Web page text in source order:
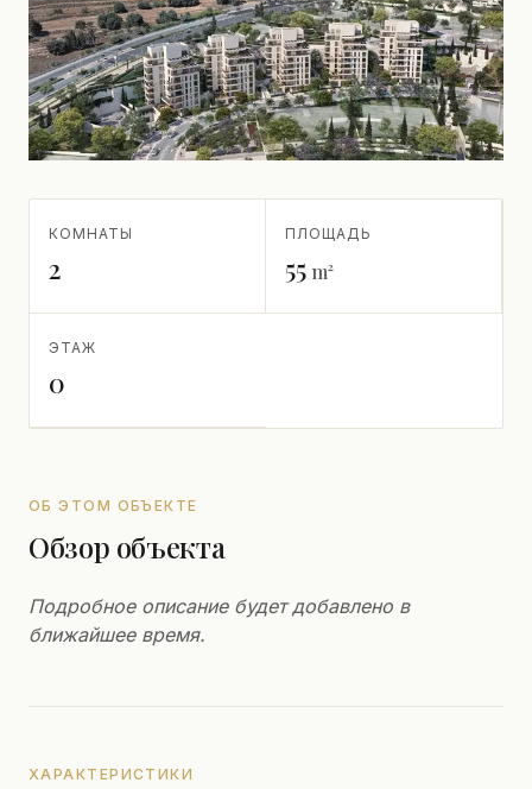
КОМНАТЫ
2
ПЛОЩАДЬ
55 m²
ЭТАЖ
0
ОБ ЭТОМ ОБЪЕКТЕ
Обзор объекта
Подробное описание будет добавлено в
ближайшее время.
ХАРАКТЕРИСТИКИ